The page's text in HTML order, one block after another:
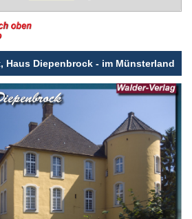
Haus Diepenbrock - im Münsterland